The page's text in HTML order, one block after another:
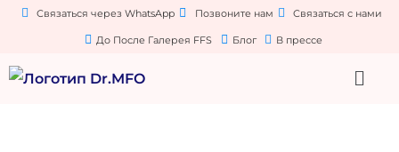
Связаться через WhatsApp Позвоните нам Связаться с нами
До После Галерея FFS Блог В прессе